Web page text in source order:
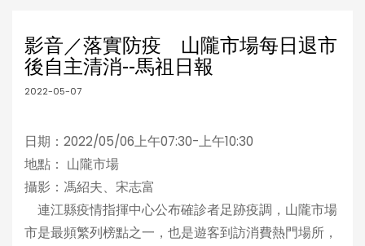
影音／落實防疫 山隴市場每日退市
後自主清消--馬祖日報
2022-05-07
日期：2022/05/06上午07:30-上午10:30
地點： 山隴市場
攝影：馮紹夫、宋志富
連江縣疫情指揮中心公布確診者足跡疫調，山隴市場
市是最頻繁列榜點之一，也是遊客到訪消費熱門場所，